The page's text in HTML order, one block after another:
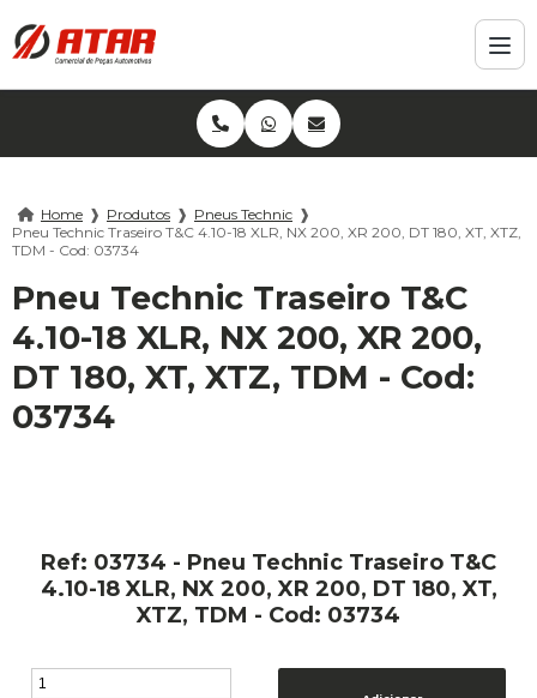
Home ❱ Produtos ❱ Pneus Technic ❱
Pneu Technic Traseiro T&C 4.10-18 XLR, NX 200, XR 200, DT 180, XT, XTZ,
TDM - Cod: 03734
Pneu Technic Traseiro T&C
4.10-18 XLR, NX 200, XR 200,
DT 180, XT, XTZ, TDM - Cod:
03734
Ref: 03734 - Pneu Technic Traseiro T&C
4.10-18 XLR, NX 200, XR 200, DT 180, XT,
XTZ, TDM - Cod: 03734